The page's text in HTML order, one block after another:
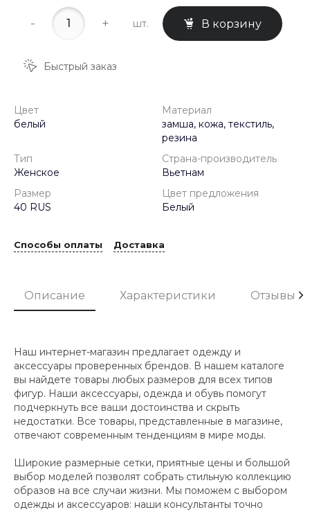
- + шт. В корзину
Быстрый заказ
Цвет
белый
Материал
замша, кожа, текстиль,
резина
Тип
Женское
Страна-производитель
Вьетнам
Размер
40 RUS
Цвет предложения
Белый
Способы оплаты Доставка
Описание Характеристики Отзывы
Наш интернет-магазин предлагает одежду и
аксессуары проверенных брендов. В нашем каталоге
вы найдете товары любых размеров для всех типов
фигур. Наши аксессуары, одежда и обувь помогут
подчеркнуть все ваши достоинства и скрыть
недостатки. Все товары, представленные в магазине,
отвечают современным тенденциям в мире моды.
Широкие размерные сетки, приятные цены и большой
выбор моделей позволят собрать стильную коллекцию
образов на все случаи жизни. Мы поможем с выбором
одежды и аксессуаров: наши консультанты точно